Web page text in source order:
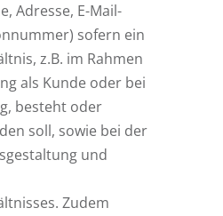
Adresse, E-Mail-
sofern ein
z.B. im Rahmen
als Kunde oder bei
besteht oder
soll, sowie bei der
und
Zudem